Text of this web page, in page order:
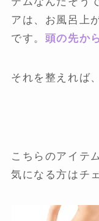
アは、お風呂上
です。 頭の先か
それを整えれば
こちらのアイテ
気になる方はチ